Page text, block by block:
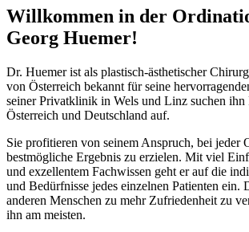
Willkommen in der
Georg Huemer!
Dr. Huemer ist als plastisch-ästhetischer
von Österreich bekannt für seine
seiner Privatklinik in Wels und Linz suchen ihn
Österreich und Deutschland auf.
Sie profitieren von seinem Anspruch, bei jeder
bestmögliche Ergebnis zu erzielen. Mit viel
und exzellentem Fachwissen geht er auf die
und Bedürfnisse jedes einzelnen Patienten ein.
anderen Menschen zu mehr Zufriedenheit zu
ihn am meisten.